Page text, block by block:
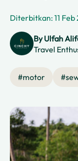
Diterbitkan: 11 Feb
ByUlfah
Travel
#motor #